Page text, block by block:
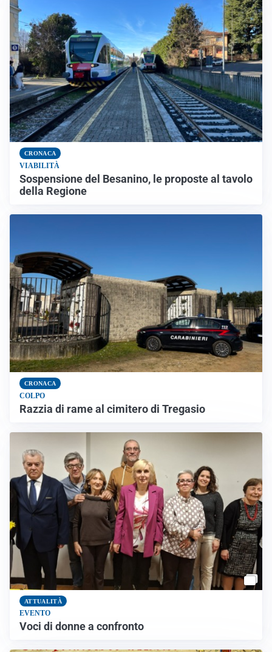
CRONACA
VIABILITÀ
Sospensione del Besanino, le proposte al tavolo
della Regione
CRONACA
COLPO
Razzia di rame al cimitero di Tregasio
ATTUALITÀ
EVENTO
Voci di donne a confronto